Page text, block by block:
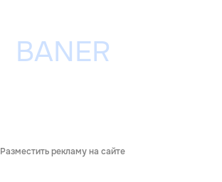
Разместить рекламу на сайте